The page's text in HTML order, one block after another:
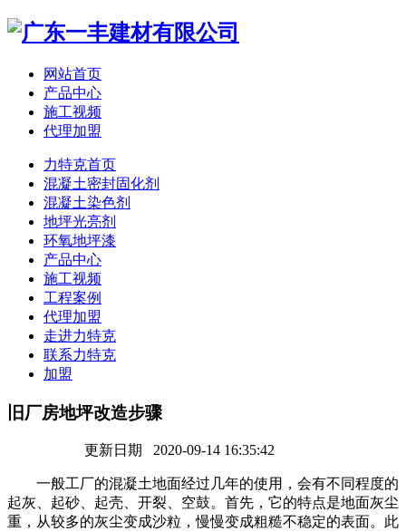
网站首页
产品中心
施工视频
代理加盟
力特克首页
混凝土密封固化剂
混凝土染色剂
地坪光亮剂
环氧地坪漆
产品中心
施工视频
工程案例
代理加盟
走进力特克
联系力特克
加盟
旧厂房地坪改造步骤
更新日期 2020-09-14 16:35:42
一般工厂的混凝土地面经过几年的使用，会有不同程度的
起灰、起砂、起壳、开裂、空鼓。首先，它的特点是地面灰尘
重，从较多的灰尘变成沙粒，慢慢变成粗糙不稳定的表面。此